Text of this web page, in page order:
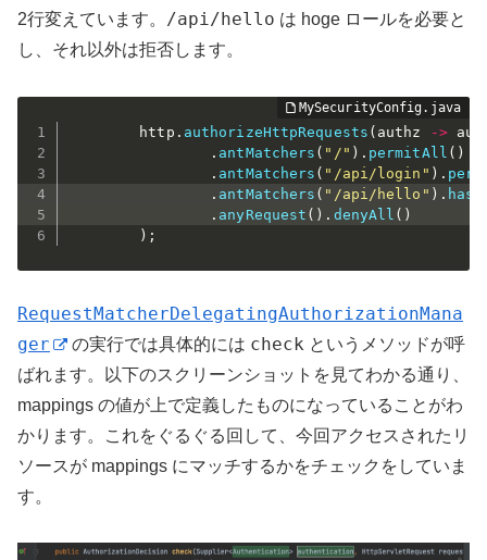
2行変えています。 /api/hello は hoge ロールを必要と
し、それ以外は拒否します。
        http
. authorizeHttpRequests ( authz ->
. antMatchers ( "/" ) . permitAll ( )
. antMatchers ( "/api/login" ) .
. antMatchers ( "/api/hello" ) .
. anyRequest ( ) . denyAll ( )
) ;
RequestMatcherDelegatingAuthorizationMana
ger
の実行では具体的には check というメソッドが呼
ばれます。以下のスクリーンショットを見てわかる通り、
mappings の値が上で定義したものになっていることがわ
かります。これをぐるぐる回して、今回アクセスされたリ
ソースが mappings にマッチするかをチェックをしていま
す。